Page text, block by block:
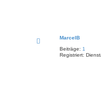
MarcelB
Beiträge: 1
Registriert: